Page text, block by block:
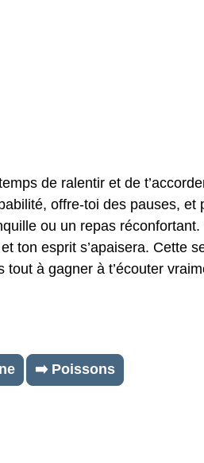
de ralentir et de
offre-toi des pauses, et
ou un repas réconfortant.
ton esprit s’apaisera. Cette
à gagner à t’écouter
➡️ Poissons